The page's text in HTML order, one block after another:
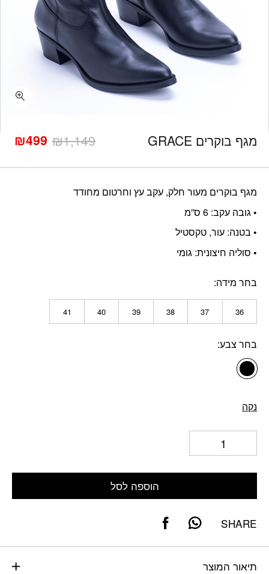
מגף בוקרים GRACE ₪1,149
המחיר
המקורי
₪1,149.
₪499
המחיר
הנוכחי
₪499.
מגף בוקרים מעור חלק, עקב עץ וחרטום מחודד
• גובה עקב: 6 ס”מ
• בטנה: עור, טקסטיל
• סוליה חיצונית: גומי
בחר מידה
36
37
38
39
40
41
בחר צבע
נקה
הוספה לסל
SHARE
תיאור המוצר